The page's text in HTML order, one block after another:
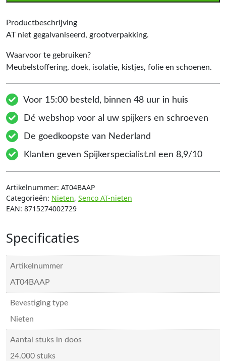
Productbeschrijving
AT niet gegalvaniseerd, grootverpakking.
Waarvoor te gebruiken?
Meubelstoffering, doek, isolatie, kistjes, folie en schoenen.
Voor 15:00 besteld, binnen 48 uur in huis
Dé webshop voor al uw spijkers en schroeven
De goedkoopste van Nederland
Klanten geven Spijkerspecialist.nl een 8,9/10
Artikelnummer: AT04BAAP
Categorieën: Nieten, Senco AT-nieten
EAN: 8715274002729
Specificaties
Artikelnummer
AT04BAAP
Bevestiging type
Nieten
Aantal stuks in doos
24.000 stuks